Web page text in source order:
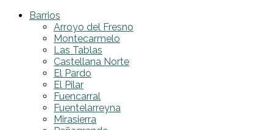
Barrios
Arroyo del Fresno
Montecarmelo
Las Tablas
Castellana Norte
El Pardo
El Pilar
Fuencarral
Fuentelarreyna
Mirasierra